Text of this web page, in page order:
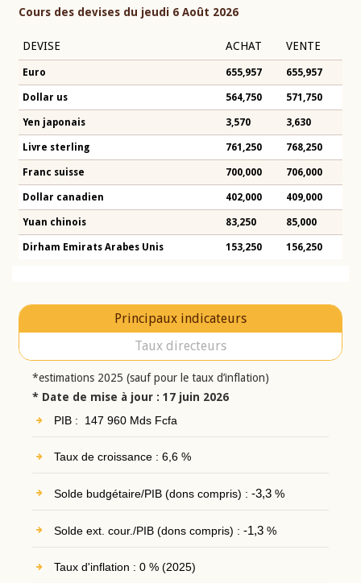
Cours des devises du jeudi 6 Août 2026
DEVISE ACHAT VENTE
Euro 655,957 655,957
Dollar us 564,750 571,750
Yen japonais 3,570 3,630
Livre sterling 761,250 768,250
Franc suisse 700,000 706,000
Dollar canadien 402,000 409,000
Yuan chinois 83,250 85,000
Dirham Emirats Arabes Unis 153,250 156,250
Principaux indicateurs
Taux directeurs
*estimations 2025 (sauf pour le taux d’inflation)
* Date de mise à jour : 17 juin 2026
PIB : 147 960 Mds Fcfa
Taux de croissance : 6,6 %
Solde budgétaire/PIB (dons compris) : -3,3%
Solde ext. cour./PIB (dons compris) : -1,3%
Taux d'inflation : 0 % (2025)